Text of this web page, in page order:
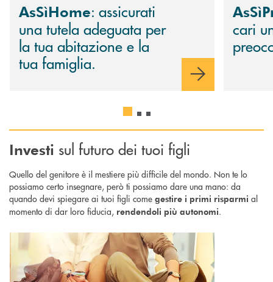
AsSìHome: assicurati
una tutela adeguata per
la tua abitazione e la
tua famiglia.
cari
Investi sul futuro dei tuoi figli
Quello del genitore è il mestiere più difficile del mondo. Non te lo
possiamo certo insegnare, però ti possiamo dare una mano: da
quando devi spiegare ai tuoi figli come gestire i primi risparmi al
momento di dar loro fiducia, rendendoli più autonomi.
Scopri di più Deposito a risparmio per minori : per bambini e ragazzi